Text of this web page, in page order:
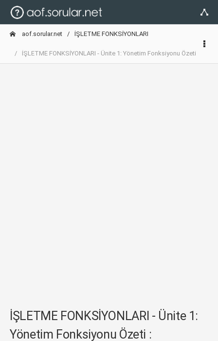
aof.sorular.net İŞLETME FONKSİYONLARI
İŞLETME FONKSİYONLARI - Ünite 1: Yönetim Fonksiyonu Özeti
İŞLETME FONKSİYONLARI - Ünite 1:
Yönetim Fonksiyonu Özeti :